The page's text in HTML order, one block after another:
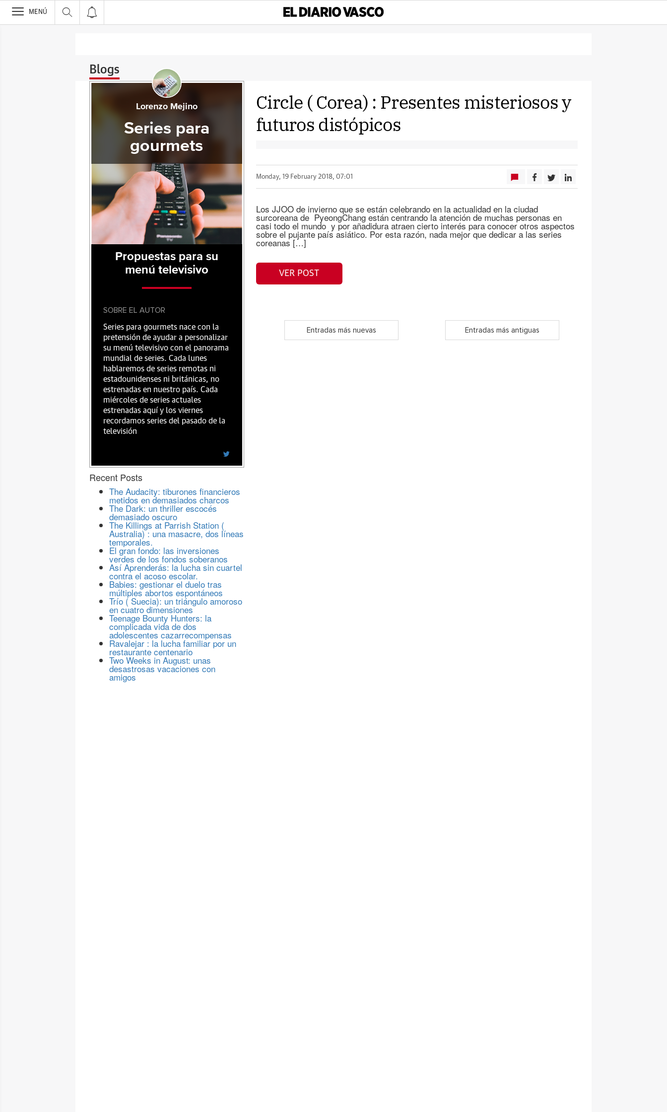
>
MENÚ
Blogs
Circle ( Corea) : Presentes misteriosos y
futuros distópicos
Monday, 19 February 2018, 07:01
Los JJOO de invierno que se están celebrando en la actualidad en la ciudad
surcoreana de PyeongChang están centrando la atención de muchas personas en
casi todo el mundo y por añadidura atraen cierto interés para conocer otros aspectos
sobre el pujante país asiático. Por esta razón, nada mejor que dedicar a las series
coreanas […]
VER POST
Entradas más nuevas Entradas más antiguas
Lorenzo Mejino
Series para
gourmets
Propuestas para su
menú televisivo
SOBRE EL AUTOR
Series para gourmets nace con la
pretensión de ayudar a personalizar
su menú televisivo con el panorama
mundial de series. Cada lunes
hablaremos de series remotas ni
estadounidenses ni británicas, no
estrenadas en nuestro país. Cada
miércoles de series actuales
estrenadas aquí y los viernes
recordamos series del pasado de la
televisión
Recent Posts
The Audacity: tiburones financieros
metidos en demasiados charcos
The Dark: un thriller escocés
demasiado oscuro
The Killings at Parrish Station (
Australia) : una masacre, dos líneas
temporales.
El gran fondo: las inversiones
verdes de los fondos soberanos
Así Aprenderás: la lucha sin cuartel
contra el acoso escolar.
Babies: gestionar el duelo tras
múltiples abortos espontáneos
Trío ( Suecia): un triángulo amoroso
en cuatro dimensiones
Teenage Bounty Hunters: la
complicada vida de dos
adolescentes cazarrecompensas
Ravalejar : la lucha familiar por un
restaurante centenario
Two Weeks in August: unas
desastrosas vacaciones con
amigos